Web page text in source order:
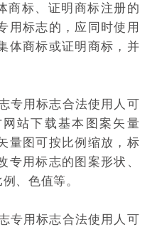
标、证明商标注册的
用标志的，应同时使用
体商标或证明商标，并
专用标志合法使用人可
站下载基本图案矢量
量图可按比例缩放，标
专用标志的图案形状、
、色值等。
专用标志合法使用人可